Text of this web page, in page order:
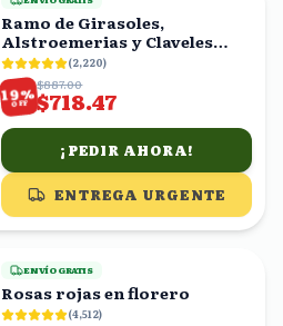
Ramo de Girasoles,
Alstroemerias y Claveles
Rosas
(2,220)
19%
OFF
$887.00
$718.47
¡PEDIR AHORA!
ENTREGA URGENTE
ENVÍO GRATIS
Rosas rojas en florero
(4,512)